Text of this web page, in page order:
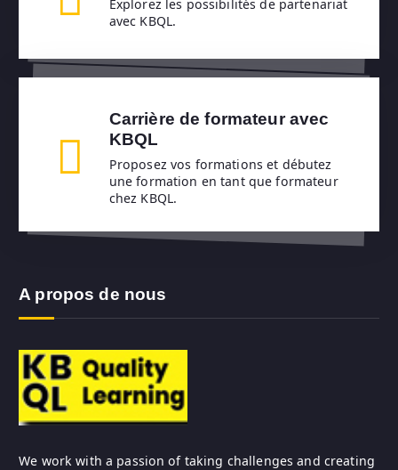
Explorez les possibilités de partenariat
avec KBQL.
Carrière de formateur avec
KBQL
Proposez vos formations et débutez
une formation en tant que formateur
chez KBQL.
A propos de nous
We work with a passion of taking challenges and creating